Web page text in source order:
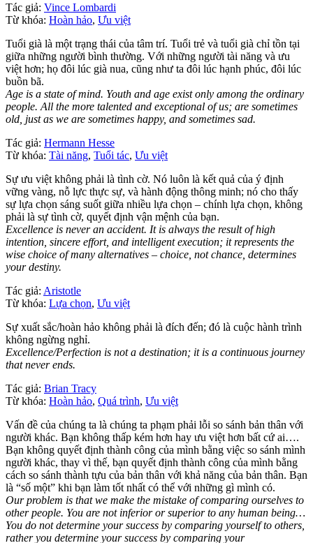
Tác giả: Vince Lombardi
Từ khóa: Hoàn hảo, Ưu việt
Tuổi già là một trạng thái của tâm trí. Tuổi trẻ và tuổi già chỉ tồn tại
giữa những người bình thường. Với những người tài năng và ưu
việt hơn; họ đôi lúc già nua, cũng như ta đôi lúc hạnh phúc, đôi lúc
buồn bã.
Age is a state of mind. Youth and age exist only among the ordinary
people. All the more talented and exceptional of us; are sometimes
old, just as we are sometimes happy, and sometimes sad.
Tác giả: Hermann Hesse
Từ khóa: Tài năng, Tuổi tác, Ưu việt
Sự ưu việt không phải là tình cờ. Nó luôn là kết quả của ý định
vững vàng, nỗ lực thực sự, và hành động thông minh; nó cho thấy
sự lựa chọn sáng suốt giữa nhiều lựa chọn – chính lựa chọn, không
phải là sự tình cờ, quyết định vận mệnh của bạn.
Excellence is never an accident. It is always the result of high
intention, sincere effort, and intelligent execution; it represents the
wise choice of many alternatives – choice, not chance, determines
your destiny.
Tác giả: Aristotle
Từ khóa: Lựa chọn, Ưu việt
Sự xuất sắc/hoàn hảo không phải là đích đến; đó là cuộc hành trình
không ngừng nghỉ.
Excellence/Perfection is not a destination; it is a continuous journey
that never ends.
Tác giả: Brian Tracy
Từ khóa: Hoàn hảo, Quá trình, Ưu việt
Vấn đề của chúng ta là chúng ta phạm phải lỗi so sánh bản thân với
người khác. Bạn không thấp kém hơn hay ưu việt hơn bất cứ ai….
Bạn không quyết định thành công của mình bằng việc so sánh mình
người khác, thay vì thế, bạn quyết định thành công của mình bằng
cách so sánh thành tựu của bản thân với khả năng của bản thân. Bạn
là “số một” khi bạn làm tốt nhất có thể với những gì mình có.
Our problem is that we make the mistake of comparing ourselves to
other people. You are not inferior or superior to any human being…
You do not determine your success by comparing yourself to others,
rather you determine your success by comparing your